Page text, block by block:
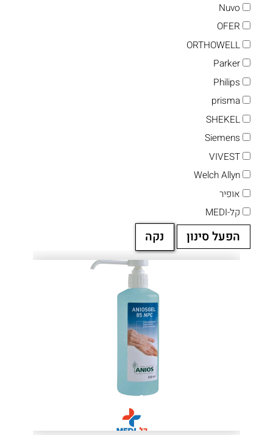
Nuvo
OFER
ORTHOWELL
Parker
Philips
prisma
SHEKEL
Siemens
VIVEST
Welch Allyn
אופיר
קל-MEDI